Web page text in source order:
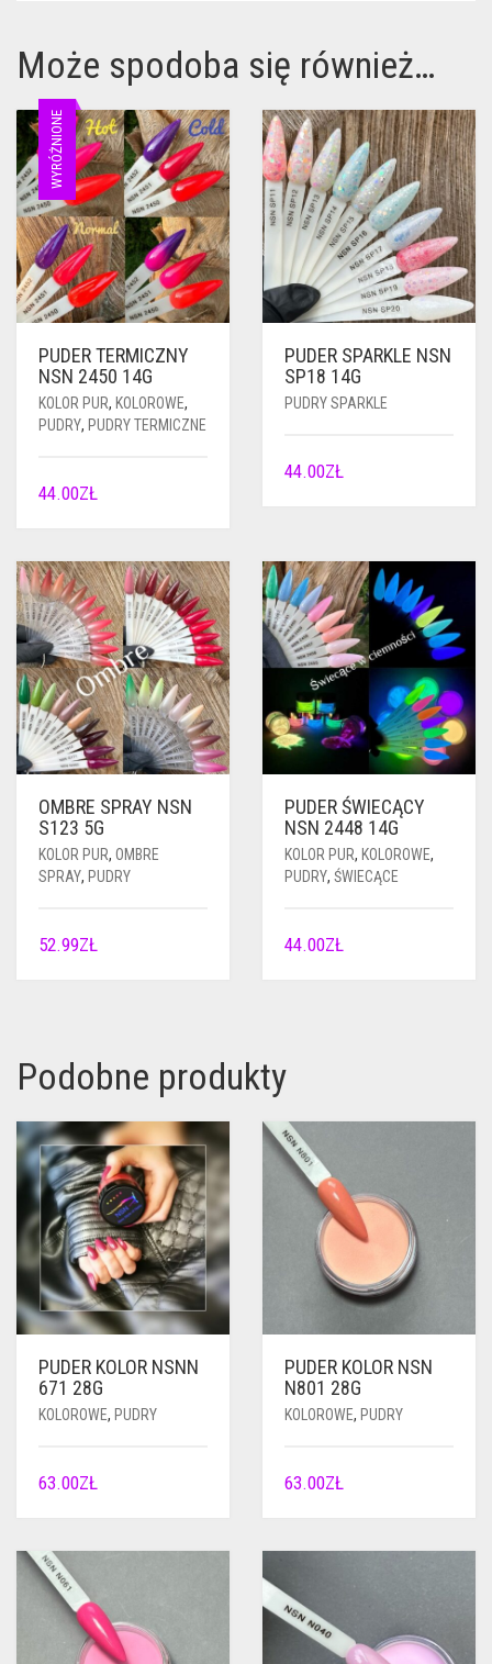
Może spodoba się również…
WYRÓŻNIONE
PUDER TERMICZNY
NSN 2450 14G
KOLOR PUR, KOLOROWE,
PUDRY, PUDRY TERMICZNE
44.00ZŁ
PUDER SPARKLE NSN
SP18 14G
PUDRY SPARKLE
44.00ZŁ
OMBRE SPRAY NSN
S123 5G
KOLOR PUR, OMBRE
SPRAY, PUDRY
52.99ZŁ
PUDER ŚWIECĄCY
NSN 2448 14G
KOLOR PUR, KOLOROWE,
PUDRY, ŚWIECĄCE
44.00ZŁ
Podobne produkty
PUDER KOLOR NSNN
671 28G
KOLOROWE, PUDRY
63.00ZŁ
PUDER KOLOR NSN
N801 28G
KOLOROWE, PUDRY
63.00ZŁ